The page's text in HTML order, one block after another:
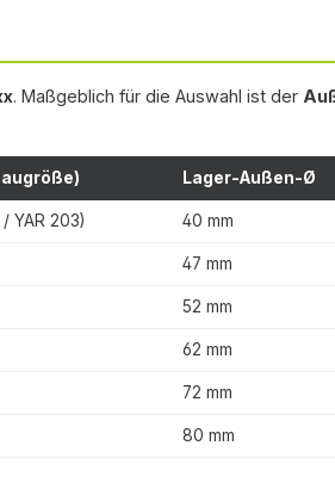
. Maßgeblich für die Auswahl ist der
Lager-Außen-Ø
YAR 203) 40 mm
47 mm
52 mm
62 mm
72 mm
80 mm